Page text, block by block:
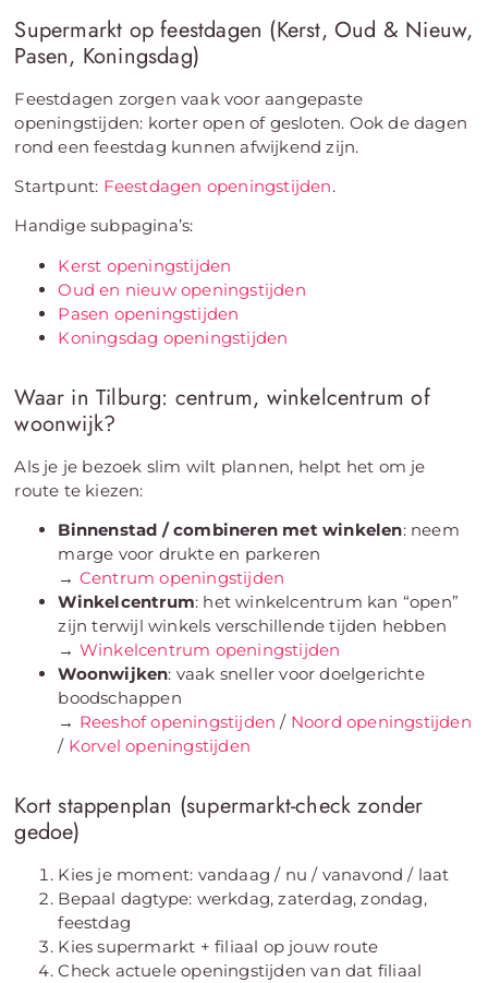
Supermarkt op feestdagen (Kerst, Oud & Nieuw,
Pasen, Koningsdag)
Feestdagen zorgen vaak voor aangepaste
openingstijden: korter open of gesloten. Ook de dagen
rond een feestdag kunnen afwijkend zijn.
Startpunt: Feestdagen openingstijden.
Handige subpagina’s:
Kerst openingstijden
Oud en nieuw openingstijden
Pasen openingstijden
Koningsdag openingstijden
Waar in Tilburg: centrum, winkelcentrum of
woonwijk?
Als je je bezoek slim wilt plannen, helpt het om je
route te kiezen:
Binnenstad / combineren met winkelen: neem
marge voor drukte en parkeren
→ Centrum openingstijden
Winkelcentrum: het winkelcentrum kan “open”
zijn terwijl winkels verschillende tijden hebben
→ Winkelcentrum openingstijden
Woonwijken: vaak sneller voor doelgerichte
boodschappen
→ Reeshof openingstijden / Noord openingstijden
/ Korvel openingstijden
Kort stappenplan (supermarkt-check zonder
gedoe)
Kies je moment: vandaag / nu / vanavond / laat
Bepaal dagtype: werkdag, zaterdag, zondag,
feestdag
Kies supermarkt + filiaal op jouw route
Check actuele openingstijden van dat filiaal